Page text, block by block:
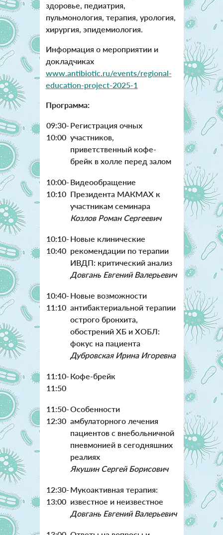
здоровье, педиатрия,
пульмонология, терапия, урология,
хирургия, эпидемиология.
Информация о мероприятии и
докладчиках
www.antibiotic.ru/events/regional-
education-project-2025-1
Программа:
09:30-
10:00
Регистрация очных
участников,
приветственный кофе-
брейк в холле перед залом
10:00-
10:10
Видеообращение
Президента МАКМАХ к
участникам семинара
Козлов Роман Сергеевич
10:10-
10:40
Новые клинические
рекомендации по терапии
ИВДП: критический анализ
Довгань Евгений Валерьевич
10:40-
11:10
Новые возможности
антибактериальной терапии
острого бронхита,
обострений ХБ и ХОБЛ:
фокус на пациента
Дубровская Ирина Игоревна
11:10-
11:50
Кофе-брейк
11:50-
12:30
Особенности
амбулаторного лечения
пациентов с внебольничной
пневмонией в сегодняшних
реалиях
Якушин Сергей Борисович
12:30-
13:00
Мукоактивная терапия:
известное и неизвестное
Довгань Евгений Валерьевич